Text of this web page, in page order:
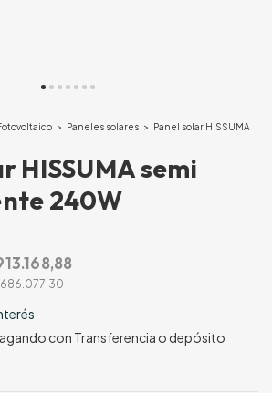
> Paneles solares > Panel solar HISSUMA
HISSUMA semi
240W
con Transferencia o depósito